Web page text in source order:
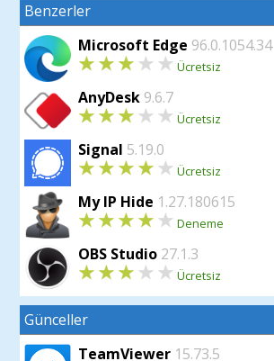
Benzerler
Microsoft Edge 96.0.1054.34
Ücretsiz
AnyDesk 9.6.7
Ücretsiz
Signal 5.19.0
Ücretsiz
My IP Hide 1.27.180615
Deneme
OBS Studio 27.1.3
Ücretsiz
Günceller
TeamViewer 15.73.5